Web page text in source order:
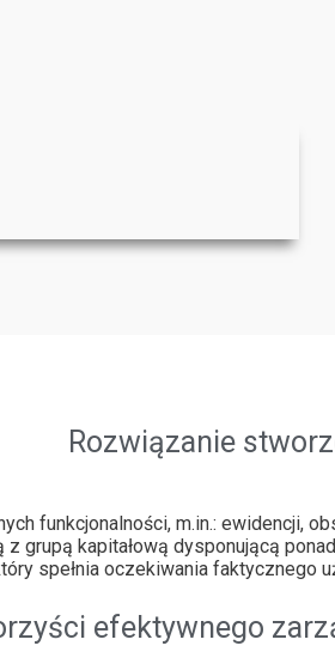
Rozwiązanie
funkcjonalności, m.in.: ewidencji,
grupą kapitałową dysponującą
spełnia oczekiwania faktycznego
efektywnego